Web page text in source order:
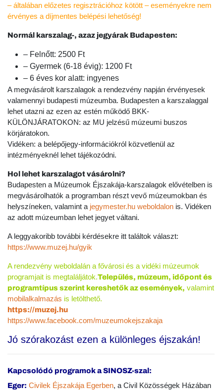
– általában előzetes regisztrációhoz kötött – eseményekre nem
érvényes a díjmentes belépési lehetőség!
Normál karszalag-, azaz jegyárak Budapesten:
– Felnőtt: 2500 Ft
– Gyermek (6-18 évig): 1200 Ft
– 6 éves kor alatt: ingyenes
A megvásárolt karszalagok a rendezvény napján érvényesek
valamennyi budapesti múzeumba. Budapesten a karszalaggal
lehet utazni az ezen az estén működő BKK-
KÜLÖNJÁRATOKON: az MU jelzésű múzeumi buszos
körjáratokon.
Vidéken: a belépőjegy-információkról közvetlenül az
intézményeknél lehet tájékozódni.
Hol lehet karszalagot vásárolni?
Budapesten a Múzeumok Éjszakája-karszalagok elővételben is
megvásárolhatók a programban részt vevő múzeumokban és
helyszíneken, valamint a jegymester.hu weboldalon is. Vidéken
az adott múzeumban lehet jegyet váltani.
A leggyakoribb további kérdésekre itt találtok választ:
https://www.muzej.hu/gyik
A rendezvény weboldalán a fővárosi és a vidéki múzeumok
programjait is megtaláljátok.Település, múzeum, időpont és
programtípus szerint kereshetők az események, valamint
mobilalkalmazás is letölthető.
https://muzej.hu
https://www.facebook.com/muzeumokejszakaja
Jó szórakozást ezen a különleges éjszakán!
Kapcsolódó programok a SINOSZ-szal:
Eger: Civilek Éjszakája Egerben, a Civil Közösségek Házában